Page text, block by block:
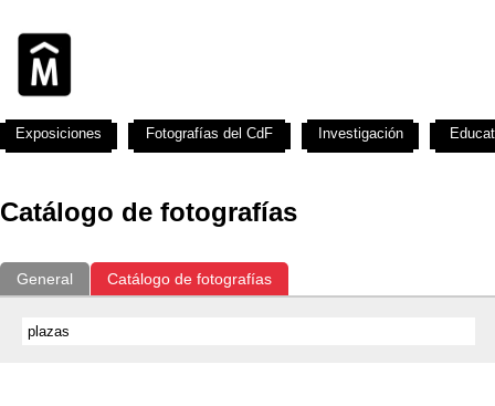
Catálogo de fotografías
General Catálogo de fotografías
Exposiciones Fotografías del CdF Investigación